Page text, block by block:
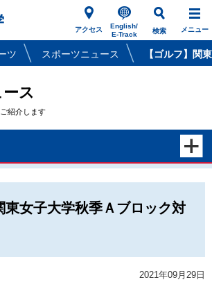
アクセス
English/
E-Track
検索 メニュー
ツ スポーツニュース 【ゴルフ】関
ス
紹介します
東女子大学秋季Ａブロック対
2021年09月29日